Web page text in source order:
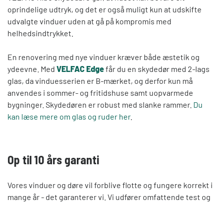
oprindelige udtryk, og det er også muligt kun at udskifte
udvalgte vinduer uden at gå på kompromis med
helhedsindtrykket.
En renovering med nye vinduer kræver både æstetik og
ydeevne. Med VELFAC Edgefår du en skydedør med 2-lags
glas, da vinduesserien er B-mærket, og derfor kun må
anvendes i sommer- og fritidshuse samt uopvarmede
bygninger. Skydedøren er robust med slanke rammer. Du
kan læse mere om glas og ruder her.
Op til 10 års garanti
Vores vinduer og døre vil forblive flotte og fungere korrekt i
mange år - det garanterer vi. Vi udfører omfattende test og